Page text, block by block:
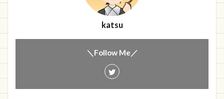
katsu
＼Follow Me／